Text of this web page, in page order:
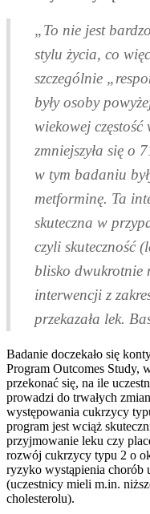
„To nie jest
stylu życia, co
szczególnie
były osoby
wiekowej
zmniejszyła się o
w tym badaniu
metforminę. Ta
skuteczna w
czyli skuteczność
blisko dwukrotnie
interwencji z
przekazała lek.
Badanie doczekało się
Program Outcomes Study,
przekonać się, na ile
prowadzi do trwałych
występowania cukrzycy
program jest wciąż
przyjmowanie leku czy
rozwój cukrzycy typu 2 o
ryzyko wystąpienia chorób
(uczestnicy mieli m.in.
cholesterolu).